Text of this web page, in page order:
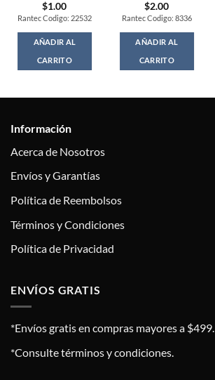
$1.00
Rantec Codigo: 22532
AÑADIR AL
CARRITO
$2.00
Rantec Codigo: 8336
AÑADIR AL
CARRITO
Información
Acerca de Nosotros
Envíos y Garantías
Política de Reembolsos
Términos y Condiciones
Política de Privacidad
ENVÍOS GRATIS
*Envíos gratis en compras mayores a $499.
*Consulte términos y condiciones.